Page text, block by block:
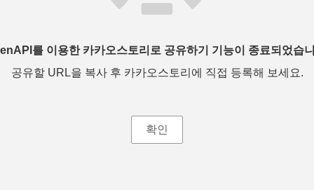
를 이용한 카카오스토리로 공유하기 기능이 종료되었습
공유할 URL을 복사 후 카카오스토리에 직접 등록해 보세요.
확인